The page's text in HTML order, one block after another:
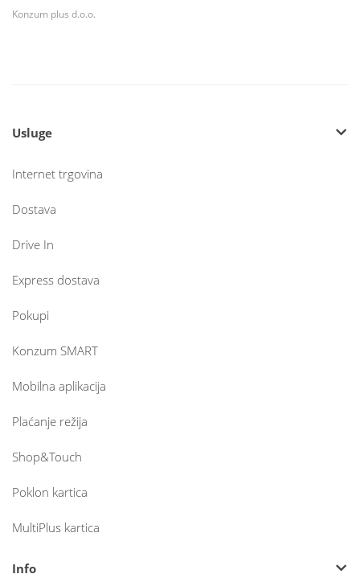
Konzum plus d.o.o.
Usluge
Internet trgovina
Dostava
Drive In
Express dostava
Pokupi
Konzum SMART
Mobilna aplikacija
Plaćanje režija
Shop&Touch
Poklon kartica
MultiPlus kartica
Info